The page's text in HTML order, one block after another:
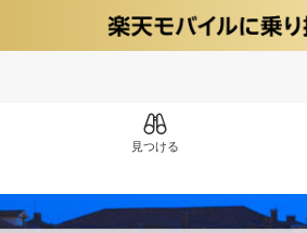
見つける